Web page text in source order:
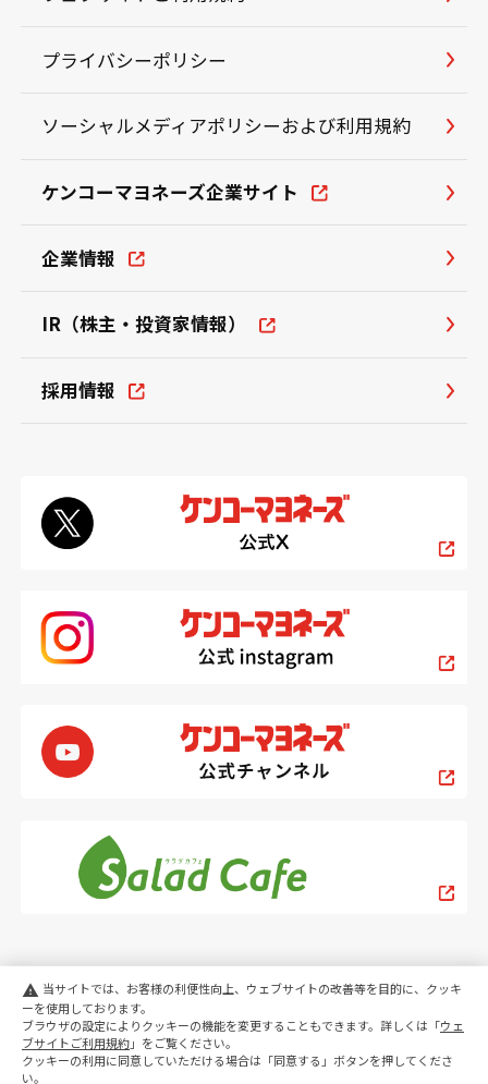
PC スマートフォン
プライバシーポリシー
ソーシャルメディアポリシーおよび利用規約
ケンコーマヨネーズ企業サイト
企業情報
IR（株主・投資家情報）
採用情報
warning 当サイトでは、お客様の利便性向上、ウェブサイトの改善等を目的に、クッキ
ーを使用しております。
ブラウザの設定によりクッキーの機能を変更することもできます。詳しくは「ウェ
ブサイトご利用規約」をご覧ください。
クッキーの利用に同意していただける場合は「同意する」ボタンを押してくださ
い。